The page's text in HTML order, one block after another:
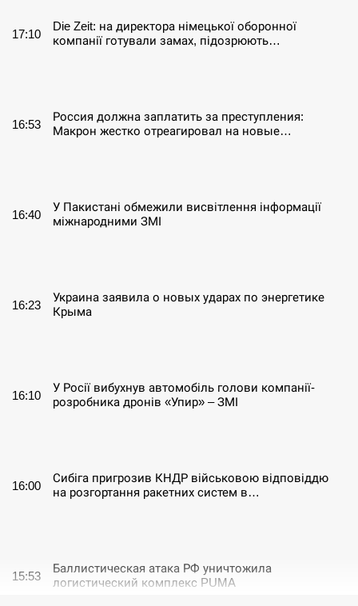
17:10
Die Zeit: на директора німецької оборонної
компанії готували замах, підозрюють…
16:53
Россия должна заплатить за преступления:
Макрон жестко отреагировал на новые…
16:40
У Пакистані обмежили висвітлення інформації
міжнародними ЗМІ
16:23
Украина заявила о новых ударах по энергетике
Крыма
16:10
У Росії вибухнув автомобіль голови компанії-
розробника дронів «Упир» – ЗМІ
16:00
Сибіга пригрозив КНДР військовою відповіддю
на розгортання ракетних систем в…
15:53
Баллистическая атака РФ уничтожила
логистический комплекс PUMA